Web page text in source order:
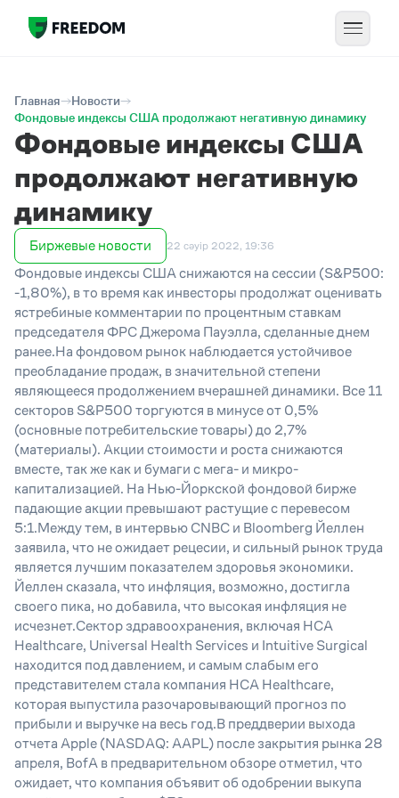
Главная
Новости
Фондовые индексы США продолжают негативную динамику
Фондовые индексы США
продолжают негативную
динамику
Биржевые новости 22 сәуір 2022, 19:36
Фондовые индексы США снижаются на сессии (S&P500:
-1,80%), в то время как инвесторы продолжат оценивать
ястребиные комментарии по процентным ставкам
председателя ФРС Джерома Пауэлла, сделанные днем
ранее.На фондовом рынок наблюдается устойчивое
преобладание продаж, в значительной степени
являющееся продолжением вчерашней динамики. Все 11
секторов S&P500 торгуются в минусе от 0,5%
(основные потребительские товары) до 2,7%
(материалы). Акции стоимости и роста снижаются
вместе, так же как и бумаги с мега- и микро-
капитализацией. На Нью-Йоркской фондовой бирже
падающие акции превышают растущие с перевесом
5:1.Между тем, в интервью CNBC и Bloomberg Йеллен
заявила, что не ожидает рецесии, и сильный рынок труда
является лучшим показателем здоровья экономики.
Йеллен сказала, что инфляция, возможно, достигла
своего пика, но добавила, что высокая инфляция не
исчезнет.Сектор здравоохранения, включая HCA
Healthcare, Universal Health Services и Intuitive Surgical
находится под давлением, и самым слабым его
представителем стала компания HCA Healthcare,
которая выпустила разочаровывающий прогноз по
прибыли и выручке на весь год.В преддверии выхода
отчета Apple (NASDAQ: AAPL) после закрытия рынка 28
апреля, BofA в предварительном обзоре отметил, что
ожидает, что компания объявит об одобрении выкупа